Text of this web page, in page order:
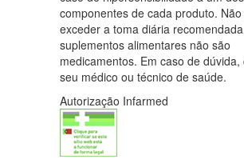
componentes de cada produto.
exceder a toma diária
suplementos alimentares não são
medicamentos. Em caso de dúvida,
seu médico ou técnico de saúde.
Autorização Infarmed